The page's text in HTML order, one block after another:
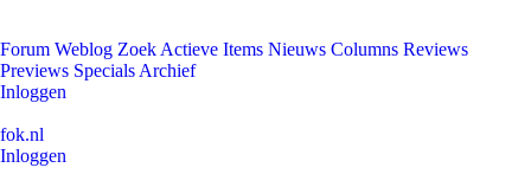
Forum Weblog Zoek Actieve Items Nieuws Columns Reviews
Previews Specials Archief
Inloggen
fok.nl
Inloggen